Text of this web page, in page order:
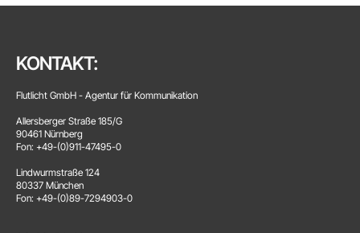
KONTAKT:
Flutlicht GmbH - Agentur für Kommunikation
Allersberger Straße 185/G
90461 Nürnberg
Fon: +49-(0)911-47495-0
Lindwurmstraße 124
80337 München
Fon: +49-(0)89-7294903-0